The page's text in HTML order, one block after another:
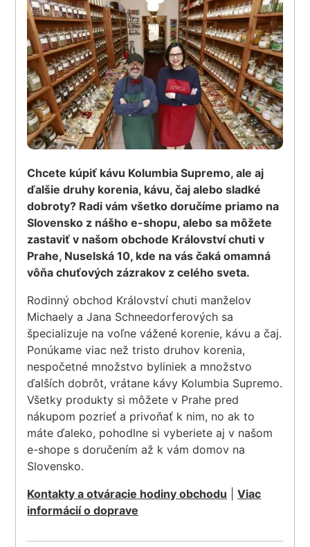
Chcete kúpiť kávu Kolumbia Supremo, ale aj
ďalšie druhy korenia, kávu, čaj alebo sladké
dobroty? Radi vám všetko doručíme priamo na
Slovensko z nášho e-shopu, alebo sa môžete
zastaviť v našom obchode Království chuti v
Prahe, Nuselská 10, kde na vás čaká omamná
vôňa chuťových zázrakov z celého sveta.
Rodinný obchod Království chuti manželov
Michaely a Jana Schneedorferových sa
špecializuje na voľne vážené korenie, kávu a čaj.
Ponúkame viac než tristo druhov korenia,
nespočetné množstvo byliniek a množstvo
ďalších dobrôt, vrátane kávy Kolumbia Supremo.
Všetky produkty si môžete v Prahe pred
nákupom pozrieť a privoňať k nim, no ak to
máte ďaleko, pohodlne si vyberiete aj v našom
e-shope s doručením až k vám domov na
Slovensko.
Kontakty a otváracie hodiny obchodu |Viac
informácií o doprave